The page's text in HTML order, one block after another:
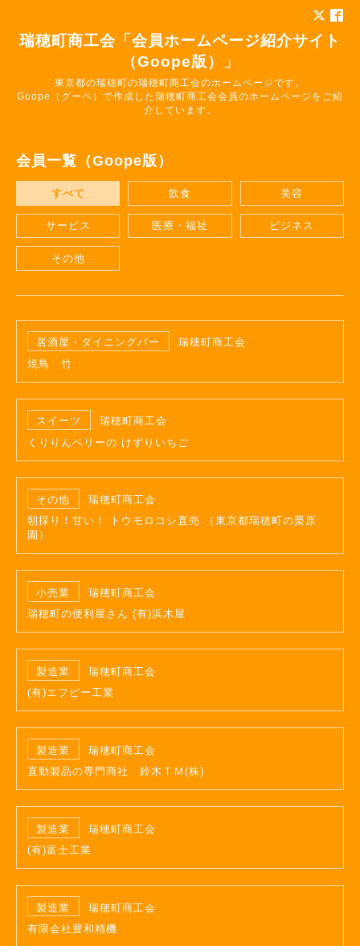
瑞穂町商工会「会員ホームページ紹介サイト
（Goope版）」
東京都の瑞穂町の瑞穂町商工会のホームページです。
Goope（グーペ）で作成した瑞穂町商工会会員のホームページをご紹
介しています。
会員一覧（Goope版）
すべて 飲食 美容
サービス 医療・福祉 ビジネス
その他
居酒屋・ダイニングバー
瑞穂町商工会
焼鳥 竹
スイーツ
瑞穂町商工会
くりりんベリーの けずりいちご
その他
瑞穂町商工会
朝採り！甘い！ トウモロコシ直売 （東京都瑞穂町の栗原
園）
小売業
瑞穂町商工会
瑞穂町の便利屋さん (有)浜木屋
製造業
瑞穂町商工会
(有)エフピー工業
製造業
瑞穂町商工会
直動製品の専門商社 鈴木ＴＭ(株)
製造業
瑞穂町商工会
(有)富士工業
製造業
瑞穂町商工会
有限会社豊和精機